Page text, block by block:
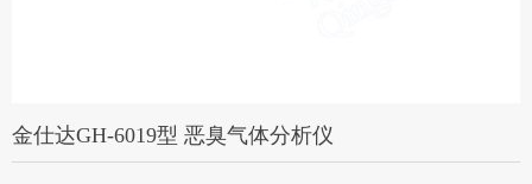
金仕达GH-6019型 恶臭气体分析仪